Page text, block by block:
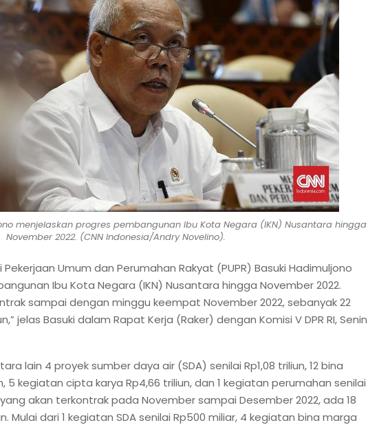
menjelaskan progres pembangunan Ibu Kota Negara (IKN) Nusantara hingga
November 2022. (CNN Indonesia/Andry Novelino).
Pekerjaan Umum dan Perumahan Rakyat (PUPR) Basuki Hadimuljono
Ibu Kota Negara (IKN) Nusantara hingga November 2022.
sampai dengan minggu keempat November 2022, sebanyak 22
jelas Basuki dalam Rapat Kerja (Raker) dengan Komisi V DPR RI, Senin
lain 4 proyek sumber daya air (SDA) senilai Rp1,08 triliun, 12 bina
5 kegiatan cipta karya Rp4,66 triliun, dan 1 kegiatan perumahan senilai
akan terkontrak pada November sampai Desember 2022, ada 18
Mulai dari 1 kegiatan SDA senilai Rp500 miliar, 4 kegiatan bina marga